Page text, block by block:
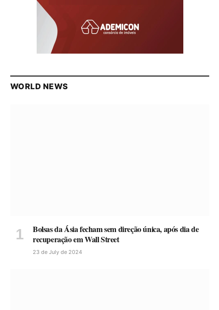
WORLD NEWS
Bolsas da Ásia fecham sem direção única, após dia de
recuperação em Wall Street
23 de July de 2024